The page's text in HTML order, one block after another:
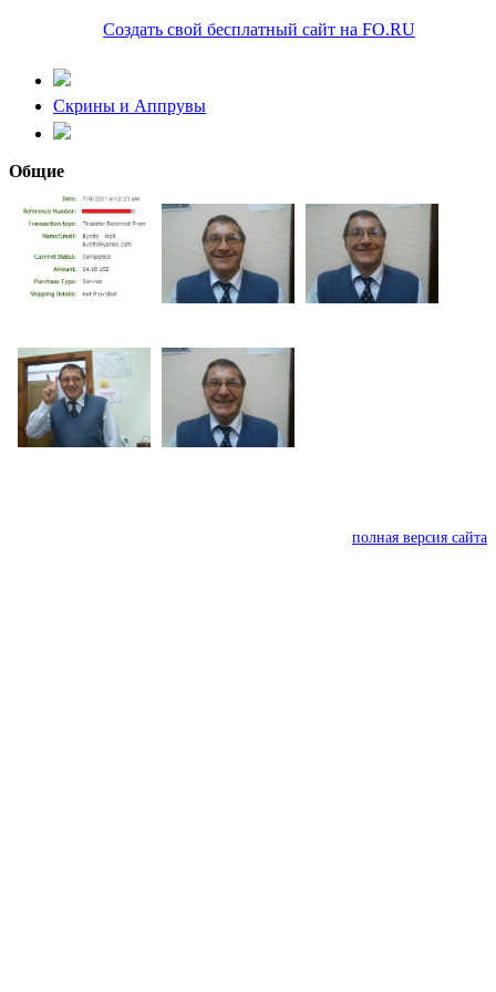
Создать свой бесплатный сайт на FO.RU
Скрины и Аппрувы
Общие
полная версия сайта